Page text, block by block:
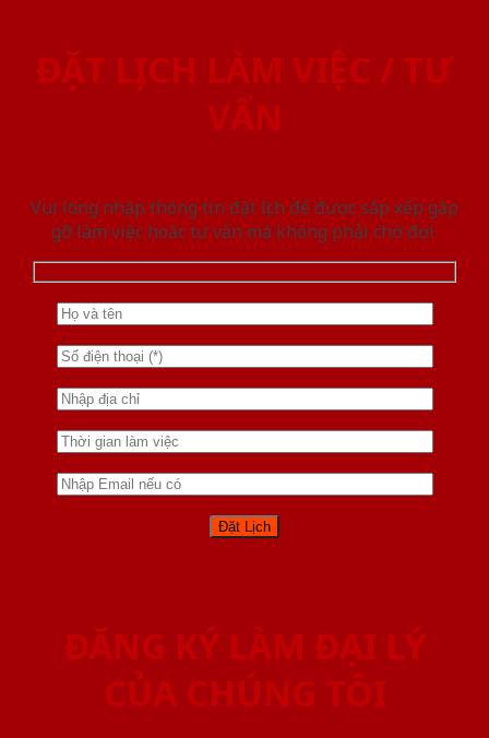
ĐẶT LỊCH LÀM VIỆC / TƯ
VẤN
Vui lòng nhập thông tin đặt lịch để được sắp xếp gặp
gỡ làm việc hoăc tư vấn mà không phải chờ đợi.
ĐĂNG KÝ LÀM ĐẠI LÝ
CỦA CHÚNG TÔI